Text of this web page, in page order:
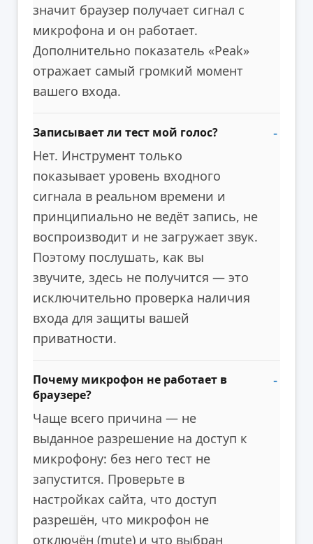
значит браузер получает сигнал с
микрофона и он работает.
Дополнительно показатель «Peak»
отражает самый громкий момент
вашего входа.
Записывает ли тест мой голос?
Нет. Инструмент только
показывает уровень входного
сигнала в реальном времени и
принципиально не ведёт запись, не
воспроизводит и не загружает звук.
Поэтому послушать, как вы
звучите, здесь не получится — это
исключительно проверка наличия
входа для защиты вашей
приватности.
Почему микрофон не работает в
браузере?
Чаще всего причина — не
выданное разрешение на доступ к
микрофону: без него тест не
запустится. Проверьте в
настройках сайта, что доступ
разрешён, что микрофон не
отключён (mute) и что выбран